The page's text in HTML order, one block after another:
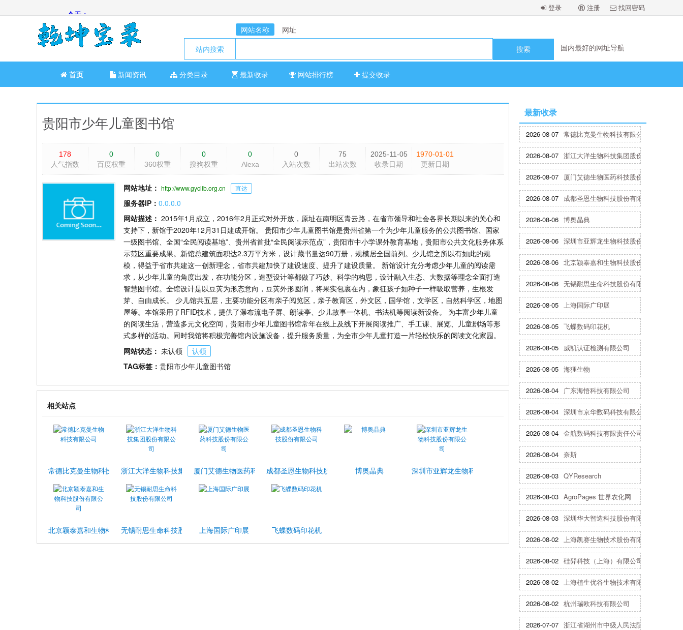
登录 注册 找回密码
网站名称
网址
站内搜索
国内最好的网址导航
国内最好的网址导航
国内最好的网址导航
首页 新闻资讯 分类目录 最新收录 网站排行榜 提交收录
贵阳市少年儿童图书馆
178
人气指数
0
百度权重
0
360权重
0
搜狗权重
0
Alexa
0
入站次数
75
出站次数
2025-11-05
收录日期
1970-01-01
更新日期
网站地址： http://www.gyclib.org.cn 直达
服务器IP： 0.0.0.0
网站描述： 2015年1月成立，2016年2月正式对外开放，原址在南明区青云路，在省市领导和社会各界长期以来的关心和
支持下，新馆于2020年12月31日建成开馆。 贵阳市少年儿童图书馆是贵州省第一个为少年儿童服务的公共图书馆、国家
一级图书馆、全国“全民阅读基地”、贵州省首批“全民阅读示范点”，贵阳市中小学课外教育基地，贵阳市公共文化服务体系
示范区重要成果。新馆总建筑面积达2.3万平方米，设计藏书量达90万册，规模居全国前列。少儿馆之所以有如此的规
模，得益于省市共建这一创新理念，省市共建加快了建设速度、提升了建设质量。 新馆设计充分考虑少年儿童的阅读需
求，从少年儿童的角度出发，在功能分区，造型设计等都做了巧妙、科学的构思，设计融入生态、大数据等理念全面打造
智慧图书馆。全馆设计是以豆荚为形态意向，豆荚外形圆润，将果实包裹在内，象征孩子如种子一样吸取营养，生根发
芽、自由成长。 少儿馆共五层，主要功能分区有亲子阅览区，亲子教育区，外文区，国学馆，文学区，自然科学区，地图
屋等。本馆采用了RFID技术，提供了瀑布流电子屏、朗读亭、少儿故事一体机、书法机等阅读新设备。 为丰富少年儿童
的阅读生活，营造多元文化空间，贵阳市少年儿童图书馆常年在线上及线下开展阅读推广、手工课、展览、儿童剧场等形
式多样的活动。同时我馆将积极完善馆内设施设备，提升服务质量，为全市少年儿童打造一片轻松快乐的阅读文化家园。
网站状态： 未认领
认领
TAG标签： 贵阳市少年儿童图书馆
相关站点
常德比克曼生物科技有限公司浙江大洋生物科技集团股份有限公司厦门艾德生物医药科技股份有限公司成都圣恩生物科技股份有限公司博奥晶典 深圳市亚辉龙生物科技股份有限公司
北京颖泰嘉和生物科技股份有限公司无锡耐思生命科技股份有限公司上海国际广印展 飞蝶数码印花机
最新收录
2026-08-07 常德比克曼生物科技有限公司
2026-08-07 浙江大洋生物科技集团股份有限公司
2026-08-07 厦门艾德生物医药科技股份有限公司
2026-08-07 成都圣恩生物科技股份有限公司
2026-08-06 博奥晶典
2026-08-06 深圳市亚辉龙生物科技股份有限公司
2026-08-06 北京颖泰嘉和生物科技股份有限公司
2026-08-06 无锡耐思生命科技股份有限公司
2026-08-05 上海国际广印展
2026-08-05 飞蝶数码印花机
2026-08-05 威凯认证检测有限公司
2026-08-05 海狸生物
2026-08-04 广东海悟科技有限公司
2026-08-04 深圳市京华数码科技有限公司
2026-08-04 金航数码科技有限责任公司
2026-08-04 奈斯
2026-08-03 QYResearch
2026-08-03 AgroPages 世界农化网
2026-08-03 深圳华大智造科技股份有限公司
2026-08-02 上海凯赛生物技术股份有限公司
2026-08-02 硅羿科技（上海）有限公司
2026-08-02 上海植生优谷生物技术有限公司
2026-08-02 杭州瑞欧科技有限公司
2026-07-07 浙江省湖州市中级人民法院